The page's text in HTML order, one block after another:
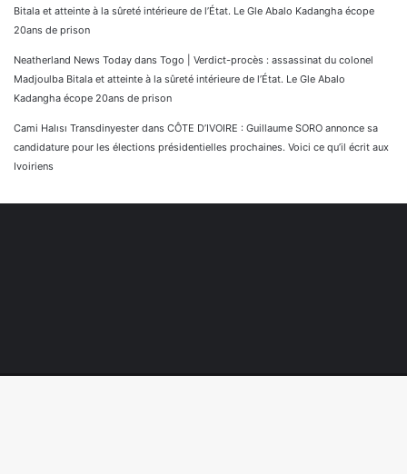
Bitala et atteinte à la sûreté intérieure de l’État. Le Gle Abalo Kadangha écope
20ans de prison
Neatherland News Today dans Togo | Verdict-procès : assassinat du colonel
Madjoulba Bitala et atteinte à la sûreté intérieure de l’État. Le Gle Abalo
Kadangha écope 20ans de prison
Cami Halısı Transdinyester dans CÔTE D’IVOIRE : Guillaume SORO annonce sa
candidature pour les élections présidentielles prochaines. Voici ce qu’il écrit aux
Ivoiriens